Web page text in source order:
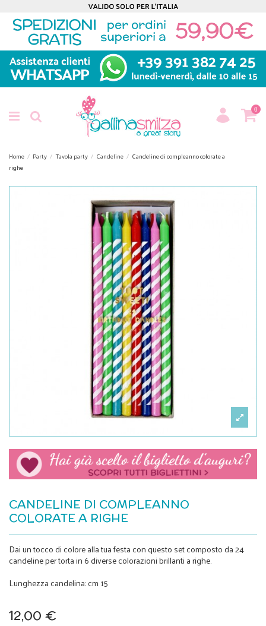
0
Home Party Tavola party Candeline
Candeline di compleanno colorate a
righe
CANDELINE DI COMPLEANNO
COLORATE A RIGHE
Dai un tocco di colore alla tua festa con questo set composto da 24
candeline per torta in 6 diverse colorazioni brillanti a righe.
Lunghezza candelina: cm 15
12,00 €